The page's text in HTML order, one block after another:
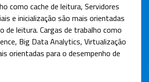
como cache de leitura, Servidores
e inicialização são mais orientadas
de leitura. Cargas de trabalho como
Big Data Analytics, Virtualização
orientadas para o desempenho de